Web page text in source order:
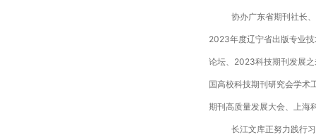
协办广东省期刊社长
2023年度辽宁省出版专业
论坛、2023科技期刊发展
国高校科技期刊研究会学术
期刊高质量发展大会、上海
长江文库正努力践行